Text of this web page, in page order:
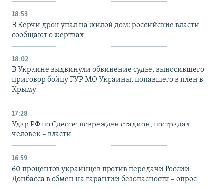
18:53
В Керчи дрон упал на жилой дом: российские власти
сообщают о жертвах
18:02
В Украине выдвинули обвинение судье, выносившего
приговор бойцу ГУР МО Украины, попавшего в плен в
Крыму
17:28
Удар РФ по Одессе: поврежден стадион, пострадал
человек – власти
16:59
60 процентов украинцев против передачи России
Донбасса в обмен на гарантии безопасности – опрос